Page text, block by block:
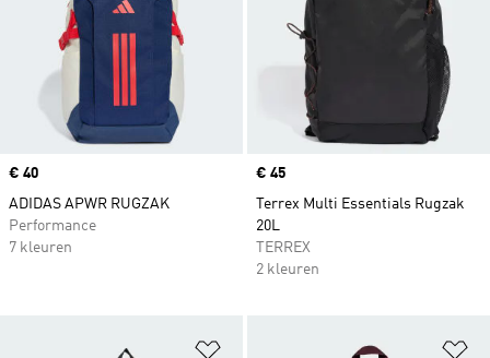
Price
€ 40
ADIDAS APWR RUGZAK
Performance
7 kleuren
Price
€ 45
Terrex Multi Essentials Rugzak
20L
TERREX
2 kleuren
Op verlanglijst zetten